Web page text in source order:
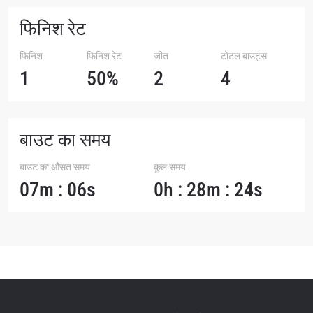
फिनिश रेट
फिनिश
1
फिनिश रेट
50%
जीत
2
टोटल बाउट्स
4
बाउट का समय
बाउट का औसत समय
07m : 06s
कुल समय
0h : 28m : 24s